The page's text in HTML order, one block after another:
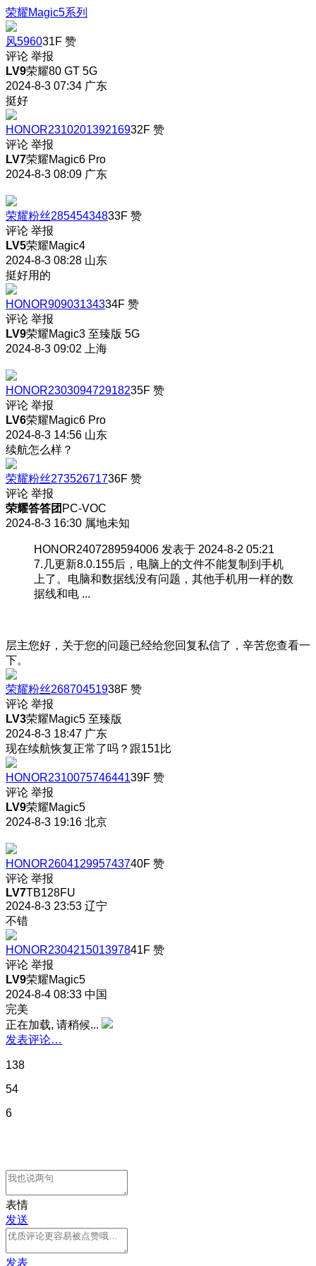
荣耀Magic5系列
风596031F 赞
评论 举报
LV9荣耀80 GT 5G
2024-8-3 07:34 广东
挺好
HONOR231020139216932F 赞
评论 举报
LV7荣耀Magic6 Pro
2024-8-3 08:09 广东
荣耀粉丝28545434833F 赞
评论 举报
LV5荣耀Magic4
2024-8-3 08:28 山东
挺好用的
HONOR90903134334F 赞
评论 举报
LV9荣耀Magic3 至臻版 5G
2024-8-3 09:02
上海
HONOR230309472918235F 赞
评论 举报
LV6荣耀Magic6 Pro
2024-8-3 14:56 山东
续航怎么样？
荣耀粉丝27352671736F 赞
评论 举报
荣耀答答团 PC-VOC
2024-8-3 16:30 属地未知
HONOR2407289594006 发表于 2024-8-2 05:21
7.几更新8.0.155后，电脑上的文件不能复制到手机
上了。电脑和数据线没有问题，其他手机用一样的数
据线和电 ...
层主您好，关于您的问题已经给您回复私信了，辛苦您查看一
下。
荣耀粉丝26870451938F 赞
评论 举报
LV3荣耀Magic5 至臻版
2024-8-3 18:47 广东
现在续航恢复正常了吗？跟151比
HONOR231007574644139F 赞
评论 举报
LV9荣耀Magic5
2024-8-3 19:16 北京
HONOR260412995743740F 赞
评论 举报
LV7TB128FU
2024-8-3 23:53 辽宁
不错
HONOR230421501397841F 赞
评论 举报
LV9荣耀Magic5
2024-8-4 08:33 中国
完美
正在加载, 请稍候...
发表评论…
138
54
6
表情
发送
发表